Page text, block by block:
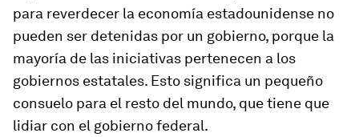
para reverdecer la economía estadounidense no
pueden ser detenidas por un gobierno, porque la
mayoría de las iniciativas pertenecen a los
gobiernos estatales. Esto significa un pequeño
consuelo para el resto del mundo, que tiene que
lidiar con el gobierno federal.